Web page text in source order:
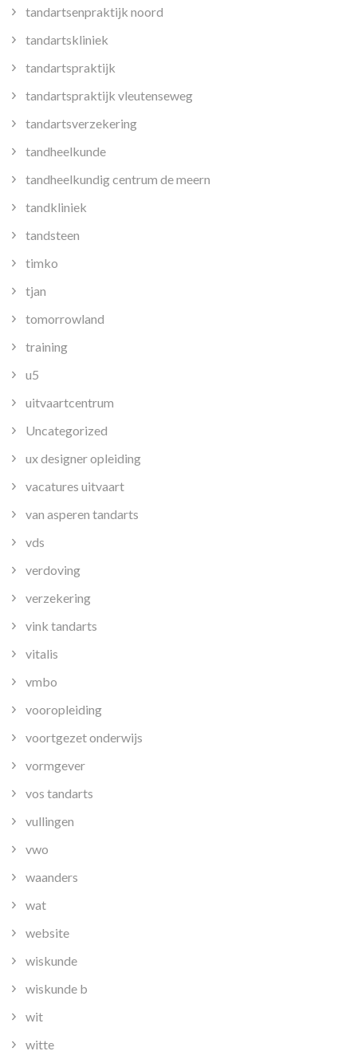
tandartsenpraktijk noord
tandartskliniek
tandartspraktijk
tandartspraktijk vleutenseweg
tandartsverzekering
tandheelkunde
tandheelkundig centrum de meern
tandkliniek
tandsteen
timko
tjan
tomorrowland
training
u5
uitvaartcentrum
Uncategorized
ux designer opleiding
vacatures uitvaart
van asperen tandarts
vds
verdoving
verzekering
vink tandarts
vitalis
vmbo
vooropleiding
voortgezet onderwijs
vormgever
vos tandarts
vullingen
vwo
waanders
wat
website
wiskunde
wiskunde b
wit
witte